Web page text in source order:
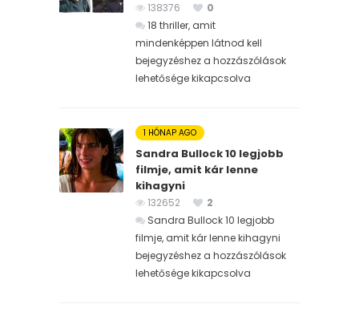
138376
0
18 thriller, amit
mindenképpen látnod kell
bejegyzéshez a hozzászólások
lehetősége kikapcsolva
1 HÓNAP AGO
Sandra Bullock 10 legjobb
filmje, amit kár lenne
kihagyni
132652
2
Sandra Bullock 10 legjobb
filmje, amit kár lenne kihagyni
bejegyzéshez a hozzászólások
lehetősége kikapcsolva